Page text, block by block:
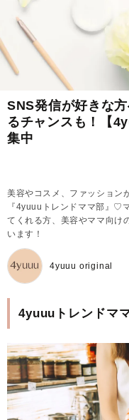
SNS発信が好きな
るチャンスも！【
集中
美容やコスメ、ファッション
『4yuuuトレンドママ部』♡
てくれる方、美容やママ向け
います！
4yuuu original
4yuuuトレンドマ